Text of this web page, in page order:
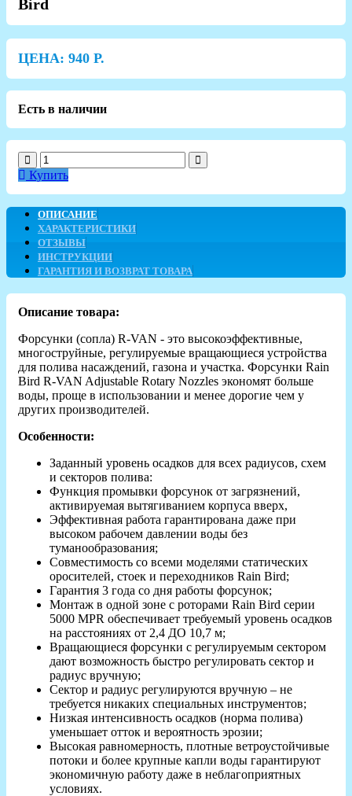
Bird
ЦЕНА: 940 Р.
Есть в наличии
Купить
ОПИСАНИЕ
ХАРАКТЕРИСТИКИ
ОТЗЫВЫ
ИНСТРУКЦИИ
ГАРАНТИЯ И ВОЗВРАТ ТОВАРА
Описание товара:
Форсунки (сопла) R-VAN - это высокоэффективные,
многоструйные, регулируемые вращающиеся устройства
для полива насаждений, газона и участка. Форсунки Rain
Bird R-VAN Adjustable Rotary Nozzles экономят больше
воды, проще в использовании и менее дорогие чем у
других производителей.
Особенности:
Заданный уровень осадков для всех радиусов, схем
и секторов полива:
Функция промывки форсунок от загрязнений,
активируемая вытягиванием корпуса вверх,
Эффективная работа гарантирована даже при
высоком рабочем давлении воды без
туманообразования;
Совместимость со всеми моделями статических
оросителей, стоек и переходников Rain Bird;
Гарантия 3 года со дня работы форсунок;
Монтаж в одной зоне с роторами Rain Bird серии
5000 MPR обеспечивает требуемый уровень осадков
на расстояниях от 2,4 ДО 10,7 м;
Вращающиеся форсунки с регулируемым сектором
дают возможность быстро регулировать сектор и
радиус вручную;
Сектор и радиус регулируются вручную – не
требуется никаких специальных инструментов;
Низкая интенсивность осадков (норма полива)
уменьшает отток и вероятность эрозии;
Высокая равномерность, плотные ветроустойчивые
потоки и более крупные капли воды гарантируют
экономичную работу даже в неблагоприятных
условиях.